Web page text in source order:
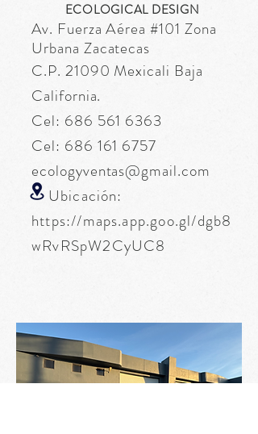
ECOLOGICAL DESIGN
Av. FuerzaAérea #101 Zona
Urbana Zacatecas
C.P. 21090 Mexicali Baja
California.
Cel: 686 561 6363
Cel: 686 161 6757
ecologyventas@gmail.com
Ubicación:
https://maps.app.goo.gl/dgb8
wRvRSpW2CyUC8